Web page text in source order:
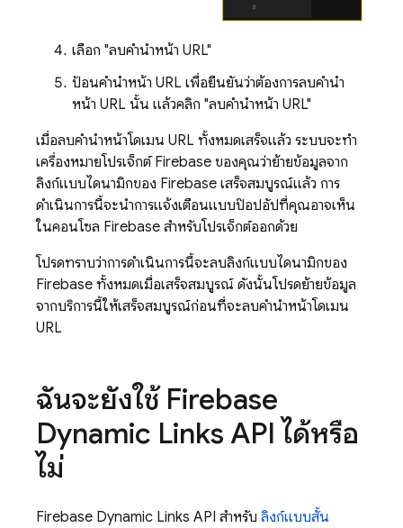
เลือก "ลบคำนำหน้า URL"
ป้อนคำนำหน้า URL เพื่อยืนยันว่าต้องการลบคำนำ
หน้า URL นั้น แล้วคลิก "ลบคำนำหน้า URL"
เมื่อลบคำนำหน้าโดเมน URL ทั้งหมดเสร็จแล้ว ระบบจะทำ
เครื่องหมายโปรเจ็กต์ Firebase ของคุณว่าย้ายข้อมูลจาก
ลิงก์แบบไดนามิกของ Firebase เสร็จสมบูรณ์แล้ว การ
ดำเนินการนี้จะนำการแจ้งเตือนแบบป๊อปอัปที่คุณอาจเห็น
ในคอนโซล Firebase สำหรับโปรเจ็กต์ออกด้วย
โปรดทราบว่าการดำเนินการนี้จะลบลิงก์แบบไดนามิกของ
Firebase ทั้งหมดเมื่อเสร็จสมบูรณ์ ดังนั้นโปรดย้ายข้อมูล
จากบริการนี้ให้เสร็จสมบูรณ์ก่อนที่จะลบคำนำหน้าโดเมน
URL
ฉันจะยังใช้ Firebase
Dynamic Links API ได้หรือ
ไม่
Firebase Dynamic Links API สำหรับ ลิงก์แบบสั้น